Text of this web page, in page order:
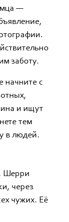
—
заботу.
начните с
и ищут
тем
в людей.
Шерри
через
чужих. Её